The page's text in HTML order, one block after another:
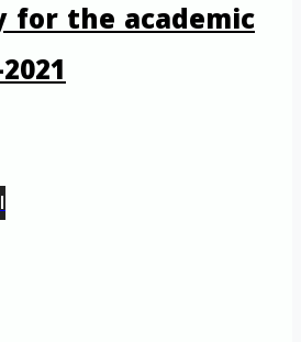
for the academic